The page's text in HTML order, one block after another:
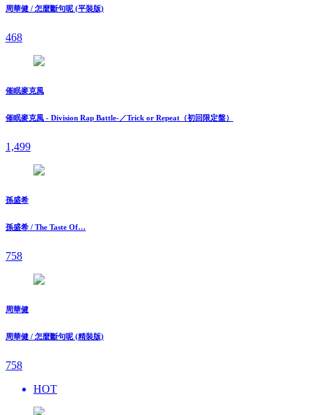
周華健 / 怎麼斷句呢 (平裝版)
468
催眠麥克風
催眠麥克風 - Division Rap Battle-／Trick or Repeat（初回限定盤）
1,499
孫盛希
孫盛希 / The Taste Of…
758
周華健
周華健 / 怎麼斷句呢 (精裝版)
758
HOT